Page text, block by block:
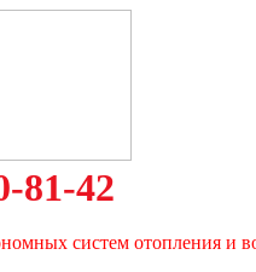
81-42
систем отопления и